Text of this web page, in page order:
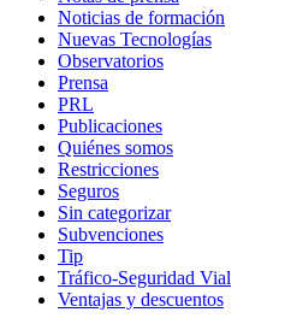
Noticias de formación
Nuevas Tecnologías
Observatorios
Prensa
PRL
Publicaciones
Quiénes somos
Restricciones
Seguros
Sin categorizar
Subvenciones
Tip
Tráfico-Seguridad Vial
Ventajas y descuentos